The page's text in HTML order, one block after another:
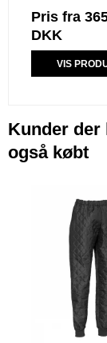
Pris fra
DKK
VIS
Kunder der
også købt